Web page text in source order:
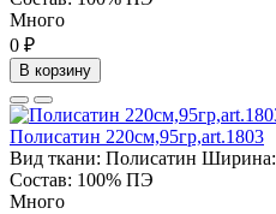
Много
0 ₽
В корзину
Полисатин 220см,95гр,art.1803
Вид ткани: Полисатин Ширина:
Состав: 100% ПЭ
Много